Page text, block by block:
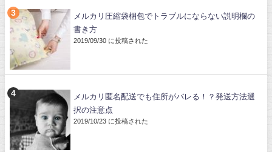
メルカリ圧縮袋梱包でトラブルにならない説明欄の
書き方
2019/09/30 に投稿された
メルカリ匿名配送でも住所がバレる！？発送方法選
択の注意点
2019/10/23 に投稿された